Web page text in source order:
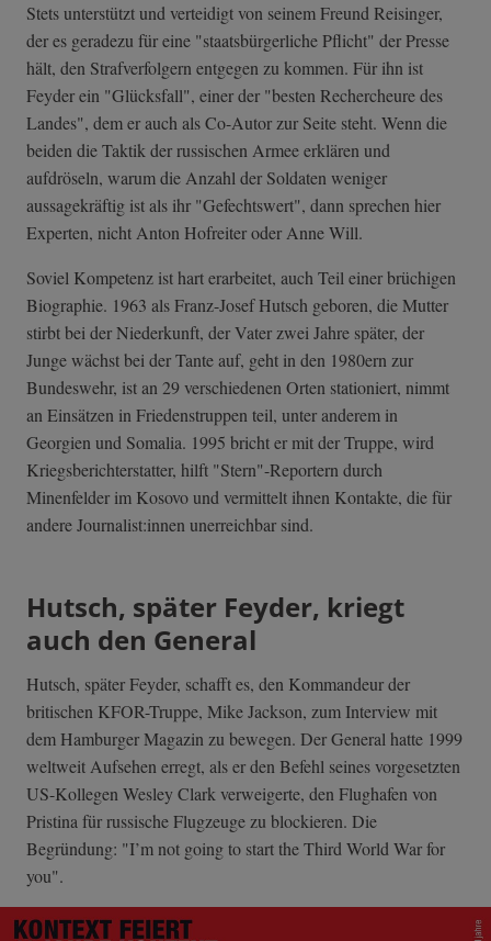
Stets unterstützt und verteidigt von seinem Freund Reisinger,
der es geradezu für eine "staatsbürgerliche Pflicht" der Presse
hält, den Strafverfolgern entgegen zu kommen. Für ihn ist
Feyder ein "Glücksfall", einer der "besten Rechercheure des
Landes", dem er auch als Co-Autor zur Seite steht. Wenn die
beiden die Taktik der russischen Armee erklären und
aufdröseln, warum die Anzahl der Soldaten weniger
aussagekräftig ist als ihr "Gefechtswert", dann sprechen hier
Experten, nicht Anton Hofreiter oder Anne Will.
Soviel Kompetenz ist hart erarbeitet, auch Teil einer brüchigen
Biographie. 1963 als Franz-Josef Hutsch geboren, die Mutter
stirbt bei der Niederkunft, der Vater zwei Jahre später, der
Junge wächst bei der Tante auf, geht in den 1980ern zur
Bundeswehr, ist an 29 verschiedenen Orten stationiert, nimmt
an Einsätzen in Friedenstruppen teil, unter anderem in
Georgien und Somalia. 1995 bricht er mit der Truppe, wird
Kriegsberichterstatter, hilft "Stern"-Reportern durch
Minenfelder im Kosovo und vermittelt ihnen Kontakte, die für
andere Journalist:innen unerreichbar sind.
Hutsch, später Feyder, kriegt
auch den General
Hutsch, später Feyder, schafft es, den Kommandeur der
britischen KFOR-Truppe, Mike Jackson, zum Interview mit
dem Hamburger Magazin zu bewegen. Der General hatte 1999
weltweit Aufsehen erregt, als er den Befehl seines vorgesetzten
US-Kollegen Wesley Clark verweigerte, den Flughafen von
Pristina für russische Flugzeuge zu blockieren. Die
Begründung: "I’m not going to start the Third World War for
you".